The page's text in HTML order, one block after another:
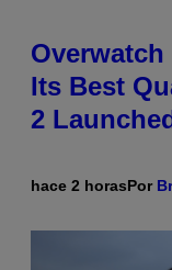
Its Best
2
hace 2 horasPor